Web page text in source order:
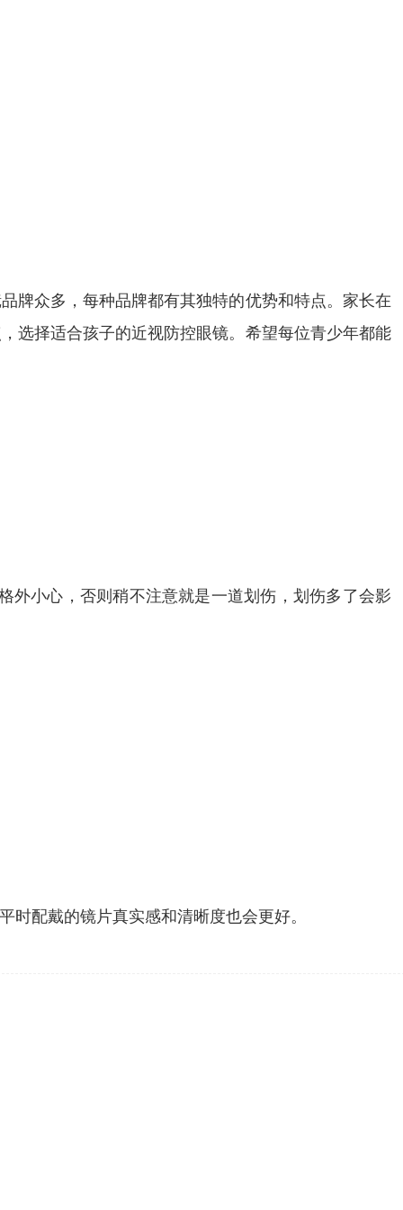
牌众多，每种品牌都有其独特的优势和特点。家长在
选择适合孩子的近视防控眼镜。希望每位青少年都能
外小心，否则稍不注意就是一道划伤，划伤多了会影
配戴的镜片真实感和清晰度也会更好。